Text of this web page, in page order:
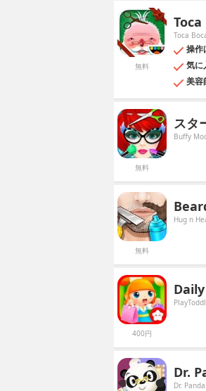
無料
Toca
操作
気に
美容
無料
スタ
Buffy
無料
Hug n
400円
Dr.
Dr.